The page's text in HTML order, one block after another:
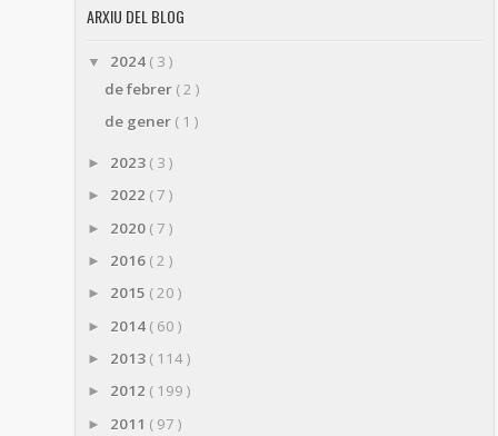
ARXIU DEL BLOG
▼ 2024 ( 3 )
de febrer ( 2 )
de gener ( 1 )
► 2023 ( 3 )
► 2022 ( 7 )
► 2020 ( 7 )
► 2016 ( 2 )
► 2015 ( 20 )
► 2014 ( 60 )
► 2013 ( 114 )
► 2012 ( 199 )
► 2011 ( 97 )